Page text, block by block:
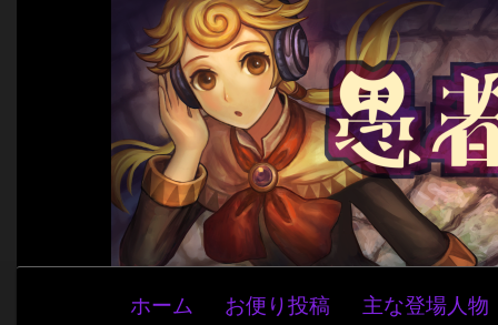
ホーム お便り投稿 主な登場人物